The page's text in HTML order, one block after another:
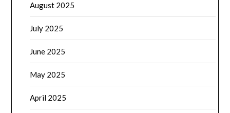
August 2025
July 2025
June 2025
May 2025
April 2025